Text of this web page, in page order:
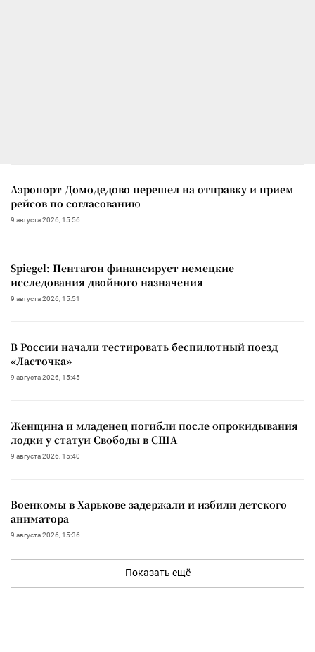
Аэропорт Домодедово перешел на отправку и прием
рейсов по согласованию
9 августа 2026, 15:56
Spiegel: Пентагон финансирует немецкие
исследования двойного назначения
9 августа 2026, 15:51
В России начали тестировать беспилотный поезд
«Ласточка»
9 августа 2026, 15:45
Женщина и младенец погибли после опрокидывания
лодки у статуи Свободы в США
9 августа 2026, 15:40
Военкомы в Харькове задержали и избили детского
аниматора
9 августа 2026, 15:36
Показать ещё